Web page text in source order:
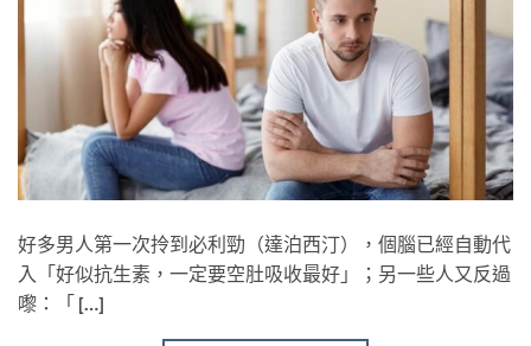
好多男人第一次拎到必利勁（達泊西汀），個腦已經自動代
入「好似抗生素，一定要空肚吸收最好」；另一些人又反過
嚟：「 […]